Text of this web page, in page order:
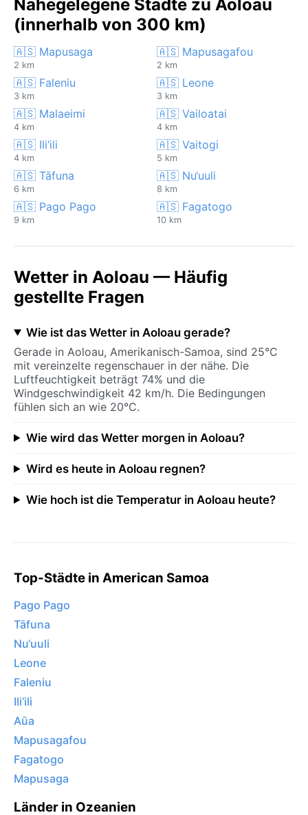
Nahegelegene Städte zu Aoloau
(innerhalb von 300 km)
🇦🇸 Mapusaga
2 km
🇦🇸 Mapusagafou
2 km
🇦🇸 Faleniu
3 km
🇦🇸 Leone
3 km
🇦🇸 Malaeimi
4 km
🇦🇸 Vailoatai
4 km
🇦🇸 Ili‘ili
4 km
🇦🇸 Vaitogi
5 km
🇦🇸 Tāfuna
6 km
🇦🇸 Nu‘uuli
8 km
🇦🇸 Pago Pago
9 km
🇦🇸 Fagatogo
10 km
Wetter in Aoloau — Häufig
gestellte Fragen
Wie ist das Wetter in Aoloau gerade?
Gerade in Aoloau, Amerikanisch-Samoa, sind 25°C
mit vereinzelte regenschauer in der nähe. Die
Luftfeuchtigkeit beträgt 74% und die
Windgeschwindigkeit 42 km/h. Die Bedingungen
fühlen sich an wie 20°C.
Wie wird das Wetter morgen in Aoloau?
Wird es heute in Aoloau regnen?
Wie hoch ist die Temperatur in Aoloau heute?
Top-Städte in American Samoa
Pago Pago
Tāfuna
Nu‘uuli
Leone
Faleniu
Ili‘ili
Aūa
Mapusagafou
Fagatogo
Mapusaga
Länder in Ozeanien